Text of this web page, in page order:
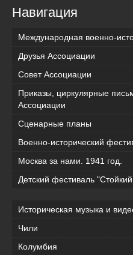
Навигация
Международная военно-
Друзья Ассоциации
Совет Ассоциации
Приказы, циркулярные
Ассоциации
Сценарные планы
Военно-исторический
Москва за нами. 1941 год.
Детский фестиваль
Историческая музыка и
Чили
Колумбия